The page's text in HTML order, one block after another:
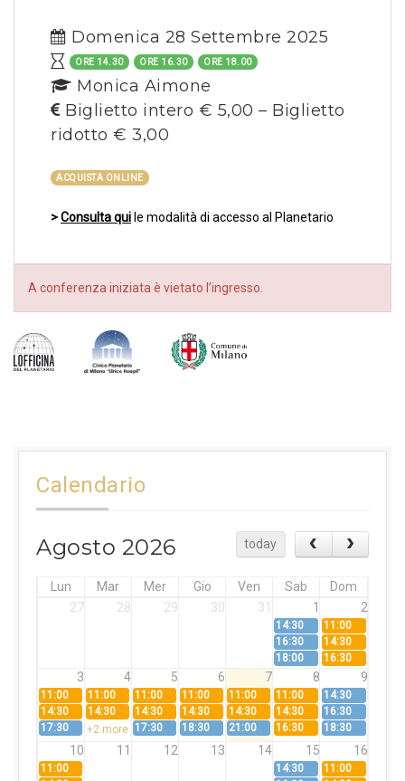
Domenica 28 Settembre 2025
ORE 14.30 ORE 16.30 ORE 18.00
Monica Aimone
Biglietto intero € 5,00 – Biglietto
ridotto € 3,00
ACQUISTA ONLINE
>Consulta qui le modalità di accesso al Planetario
A conferenza iniziata è vietato l’ingresso.
Calendario
Agosto 2026 today
Lun Mar Mer Gio Ven Sab
Dom
27
28 29 30 31 1 2
14:30
11:00
16:30
14:30
18:00
16:30
3 4 5 6 7 8 9
11:00 11:00 11:00 11:00 11:00 11:00
14:30
14:30
14:30 14:30 14:30 14:30 14:30
16:30
17:30
+2 more 17:30 18:30 21:00 16:30 18:30
10 11 12 13 14 15 16
11:00 14:30
11:00